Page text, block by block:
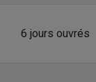
6 jours ouvrés